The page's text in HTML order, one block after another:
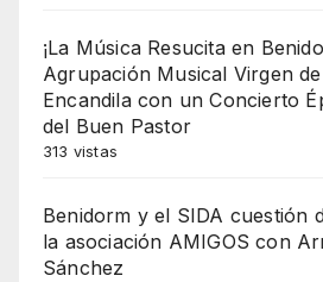
¡La Música Resucita en
Agrupación Musical Virgen
Encandila con un Concierto
del Buen Pastor
313 vistas
Benidorm y el SIDA cuestión
la asociación AMIGOS con
Sánchez